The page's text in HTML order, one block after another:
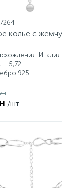
колье с
Италия
5,72
925
/шт.